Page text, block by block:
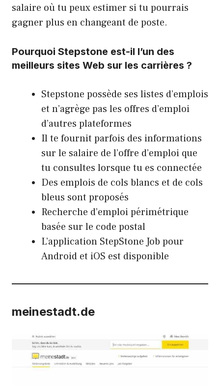
salaire où tu peux estimer si tu pourrais
gagner plus en changeant de poste.
Pourquoi Stepstone est-il l’un des
meilleurs sites Web sur les carrières ?
Stepstone possède ses listes d’emplois
et n’agrège pas les offres d’emploi
d’autres plateformes
Il te fournit parfois des informations
sur le salaire de l’offre d’emploi que
tu consultes lorsque tu es connectée
Des emplois de cols blancs et de cols
bleus sont proposés
Recherche d’emploi périmétrique
basée sur le code postal
L’application StepStone Job pour
Android et iOS est disponible
meinestadt.de